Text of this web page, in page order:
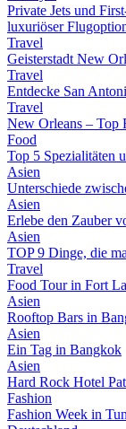
Private Jets und
luxuriöser
Travel
Geisterstadt New
Travel
Entdecke San
Travel
New Orleans – Top
Food
Top 5 Spezialitäten
Asien
Unterschiede
Asien
Erlebe den Zauber
Asien
TOP 9 Dinge, die
Travel
Food Tour in Fort
Asien
Rooftop Bars in
Asien
Ein Tag in Bangkok
Asien
Hard Rock Hotel
Fashion
Fashion Week in